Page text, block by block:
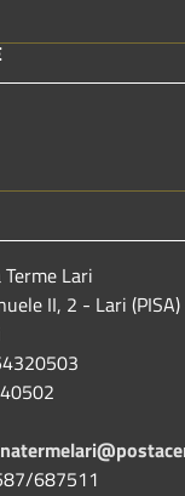
Lari
II, 2 - Lari
687511